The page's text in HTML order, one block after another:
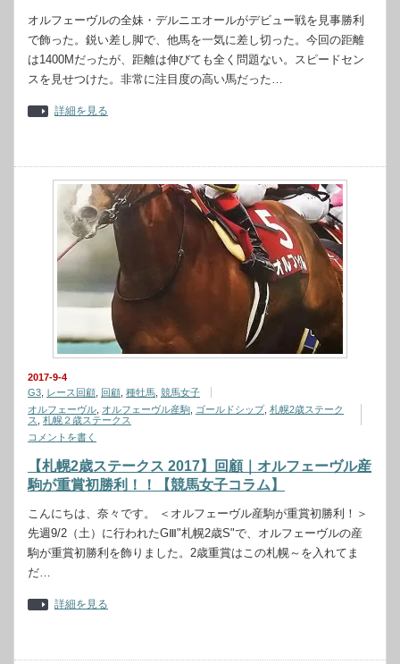
オルフェーヴルの全妹・デルニエオールがデビュー戦を見事勝利
で飾った。鋭い差し脚で、他馬を一気に差し切った。今回の距離
は1400Mだったが、距離は伸びても全く問題ない。スピードセン
スを見せつけた。非常に注目度の高い馬だった…
詳細を見る
2017-9-4
G3 レース回顧 回顧 種牡馬 競馬女子
オルフェーヴル オルフェーヴル産駒 ゴールドシップ, 札幌2歳ステーク
ス
札幌２歳ステークス
コメントを書く
【札幌2歳ステークス 2017】回顧｜オルフェーヴル産
駒が重賞初勝利！！【競馬女子コラム】
こんにちは、奈々です。 ＜オルフェーヴル産駒が重賞初勝利！＞
先週9/2（土）に行われたGⅢ"札幌2歳S"で、オルフェーヴルの産
駒が重賞初勝利を飾りました。2歳重賞はこの札幌～を入れてま
だ…
詳細を見る